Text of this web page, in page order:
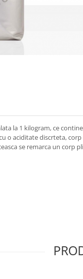
la 1 kilogram, ce
o aciditate discrteta, corp
se remarca un corp